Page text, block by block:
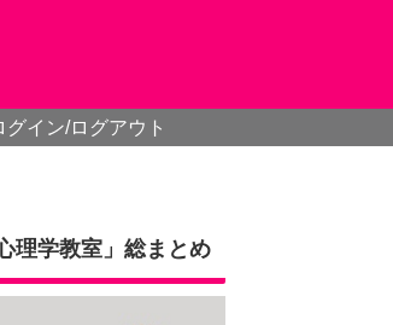
グイン/ログアウト
理学教室」総まとめ